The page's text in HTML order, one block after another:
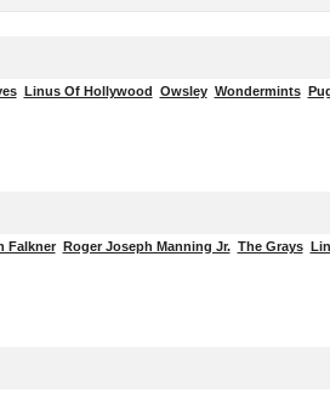
Linus Of Hollywood Owsley Wondermints
Falkner Roger Joseph Manning Jr. The Grays